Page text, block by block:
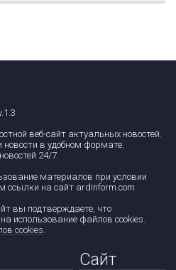
веб-сайт актуальных новостей.
в удобном формате.
24/7.
материалов при условии
ссылки на сайт ardinform.com
вы подтверждаете, что
использование файлов cookies.
cookies.
Сайт